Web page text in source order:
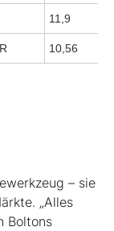
11,9
10,56
– sie
„Alles
Boltons